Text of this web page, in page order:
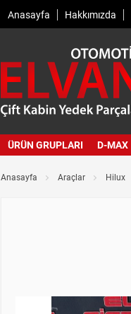
Anasayfa Hakkımızda
ÜRÜN GRUPLARI D-MAX
Anasayfa Araçlar Hilux